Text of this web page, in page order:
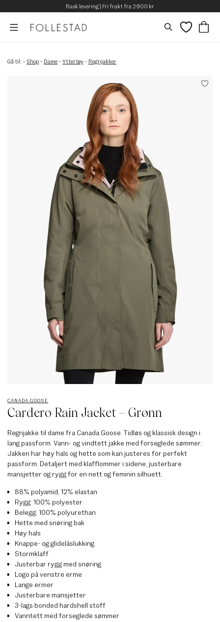
Rask levering | Fri frakt fra 2900 kr
Gå til: – Shop – Dame –Yttertøy – Regnjakker
CANADA GOOSE
Cardero Rain Jacket – Grønn
Regnjakke til dame fra Canada Goose. Tidløs og klassisk design i
lang passform. Vann- og vindtett jakke med forseglede sømmer.
Jakken har høy hals og hette som kan justeres for perfekt
passform. Detaljert med klafflommer i sidene, justerbare
mansjetter og rygg for en nett og feminin silhuett.
88% polyamid, 12% elastan
Rygg: 100% polyester
Belegg: 100% polyurethan
Hette med snøring bak
Høy hals
Knappe- og glidelåslukking
Stormklaff
Justerbar rygg med snøring
Logo på venstre erme
Lange ermer
Justerbare mansjetter
3-lags bonded hardshell stoff
Vanntett med forseglede sømmer